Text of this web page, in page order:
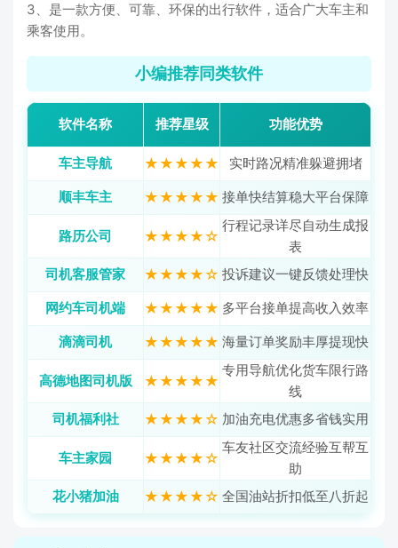
3、是一款方便、可靠、环保的出行软件，适合广大车主和
乘客使用。
小编推荐同类软件
软件名称 推荐星级 功能优势
车主导航 ★★★★★
实时路况精准躲避拥堵
顺丰车主
★★★★★ 接单快结算稳大平台保障
路历公司 ★★★★☆
行程记录详尽自动生成报
表
司机客服管家
★★★★☆ 投诉建议一键反馈处理快
网约车司机端
★★★★★ 多平台接单提高收入效率
滴滴司机
★★★★★ 海量订单奖励丰厚提现快
高德地图司机版 ★★★★★
专用导航优化货车限行路
线
司机福利社
★★★★☆ 加油充电优惠多省钱实用
车主家园 ★★★★☆
车友社区交流经验互帮互
助
花小猪加油
★★★★☆ 全国油站折扣低至八折起